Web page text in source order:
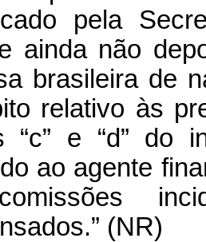
pela
ainda não
brasileira de
relativo às
“c” e “d” do
ao agente
(NR)